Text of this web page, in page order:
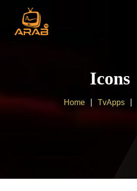
Icons
Home TvApps